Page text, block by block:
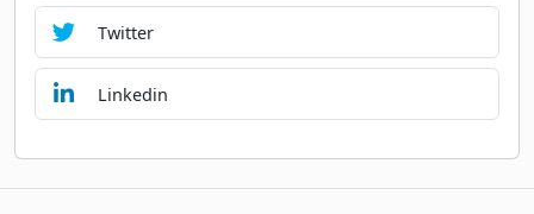
Twitter
Linkedin